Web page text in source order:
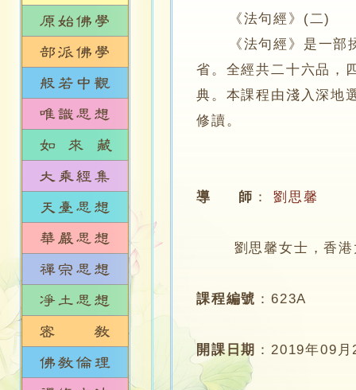
《法句經》(二)
《法句經》是一部揉
省。全經共二十六品，
典。本課程由淺入深地
修讀。
導 師 ： 劉思馨
劉思馨女士，香港
課程編號 ：623A
開課日期 ：2019年09月